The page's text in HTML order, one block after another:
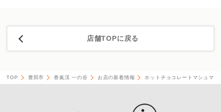
店舗TOPに戻る
TOP 豊田市 香嵐渓 一の谷 お店の新着情報 ホットチョコレートマシュマロ